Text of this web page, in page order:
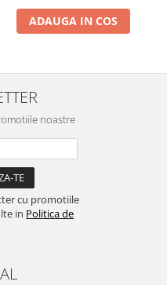
ADAUGA IN COS
noastre
cu promotiile
in Politica de